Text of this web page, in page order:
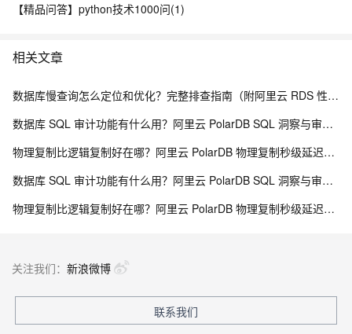
【精品问答】python技术1000问(1)
相关文章
数据库慢查询怎么定位和优化？完整排查指南（附阿里云 RDS 性能洞察方案）
数据库 SQL 审计功能有什么用？阿里云 PolarDB SQL 洞察与审计解析
物理复制比逻辑复制好在哪？阿里云 PolarDB 物理复制秒级延迟解析
数据库 SQL 审计功能有什么用？阿里云 PolarDB SQL 洞察与审计解析
物理复制比逻辑复制好在哪？阿里云 PolarDB 物理复制秒级延迟解析
关注我们： 新浪微博
联系我们